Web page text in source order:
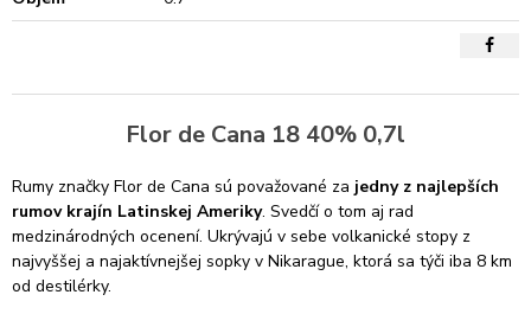
Flor de Cana 18 40% 0,7l
Rumy značky Flor de Cana sú považované za jedny z najlepších
rumov krajín Latinskej Ameriky. Svedčí o tom aj rad
medzinárodných ocenení. Ukrývajú v sebe volkanické stopy z
najvyššej a najaktívnejšej sopky v Nikarague, ktorá sa týči iba 8 km
od destilérky.